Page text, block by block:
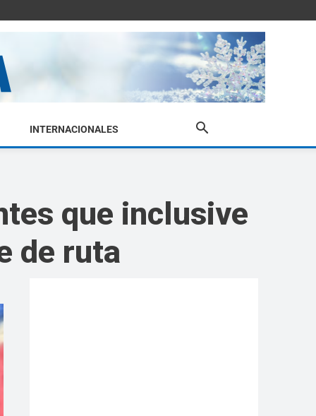
INTERNACIONALES
que inclusive
de ruta